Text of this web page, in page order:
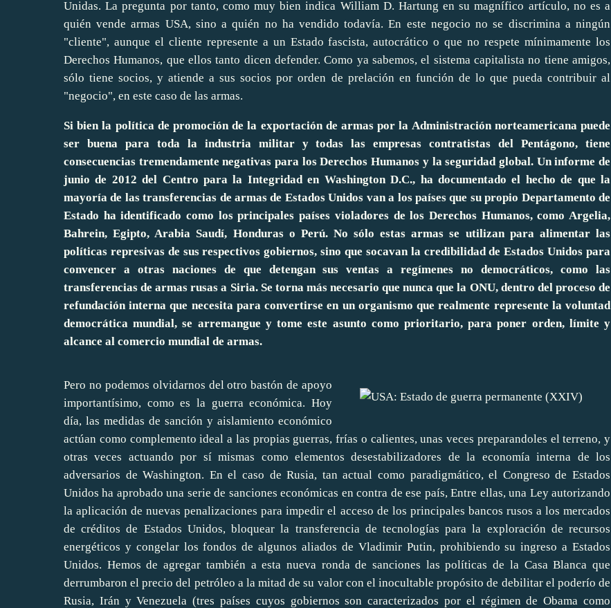
Unidas. La pregunta por tanto, como muy bien indica William D. Hartung en su magnífico artículo, no es a
quién vende armas USA, sino a quién no ha vendido todavía. En este negocio no se discrimina a ningún
"cliente", aunque el cliente represente a un Estado fascista, autocrático o que no respete mínimamente los
Derechos Humanos, que ellos tanto dicen defender. Como ya sabemos, el sistema capitalista no tiene amigos,
sólo tiene socios, y atiende a sus socios por orden de prelación en función de lo que pueda contribuir al
"negocio", en este caso de las armas.
Si bien la política de promoción de la exportación de armas por la Administración norteamericana puede
ser buena para toda la industria militar y todas las empresas contratistas del Pentágono, tiene
consecuencias tremendamente negativas para los Derechos Humanos y la seguridad global. Un informe de
junio de 2012 del Centro para la Integridad en Washington D.C., ha documentado el hecho de que la
mayoría de las transferencias de armas de Estados Unidos van a los países que su propio Departamento de
Estado ha identificado como los principales países violadores de los Derechos Humanos, como Argelia,
Bahrein, Egipto, Arabia Saudí, Honduras o Perú. No sólo estas armas se utilizan para alimentar las
políticas represivas de sus respectivos gobiernos, sino que socavan la credibilidad de Estados Unidos para
convencer a otras naciones de que detengan sus ventas a regímenes no democráticos, como las
transferencias de armas rusas a Siria. Se torna más necesario que nunca que la ONU, dentro del proceso de
refundación interna que necesita para convertirse en un organismo que realmente represente la voluntad
democrática mundial, se arremangue y tome este asunto como prioritario, para poner orden, límite y
alcance al comercio mundial de armas.
Pero no podemos olvidarnos del otro bastón de apoyo
importantísimo, como es la guerra económica. Hoy
día, las medidas de sanción y aislamiento económico
actúan como complemento ideal a las propias guerras, frías o calientes, unas veces preparandoles el terreno, y
otras veces actuando por sí mismas como elementos desestabilizadores de la economía interna de los
adversarios de Washington. En el caso de Rusia, tan actual como paradigmático, el Congreso de Estados
Unidos ha aprobado una serie de sanciones económicas en contra de ese país, Entre ellas, una Ley autorizando
la aplicación de nuevas penalizaciones para impedir el acceso de los principales bancos rusos a los mercados
de créditos de Estados Unidos, bloquear la transferencia de tecnologías para la exploración de recursos
energéticos y congelar los fondos de algunos aliados de Vladimir Putin, prohibiendo su ingreso a Estados
Unidos. Hemos de agregar también a esta nueva ronda de sanciones las políticas de la Casa Blanca que
derrumbaron el precio del petróleo a la mitad de su valor con el inocultable propósito de debilitar el poderío de
Rusia, Irán y Venezuela (tres países cuyos gobiernos son caracterizados por el régimen de Obama como